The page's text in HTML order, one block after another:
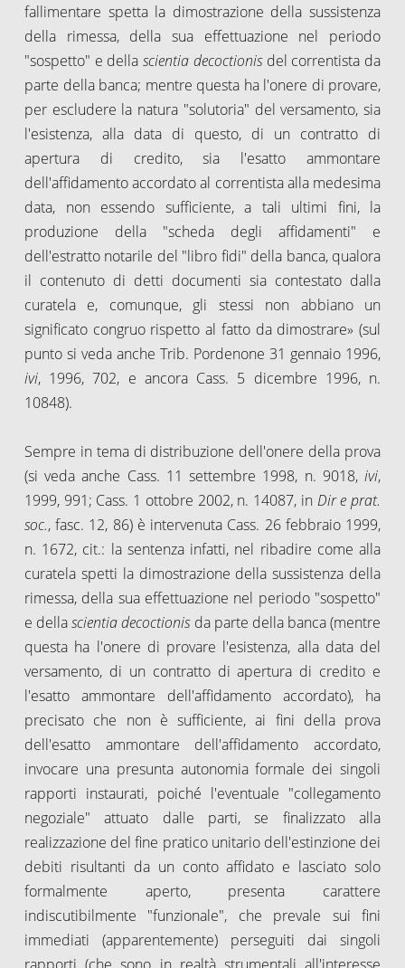
fallimentare spetta la dimostrazione della sussistenza
della rimessa, della sua effettuazione nel periodo
"sospetto" e dellascientia decoctionisdel correntista da
parte della banca; mentre questa ha l'onere di provare,
per escludere la natura "solutoria" del versamento, sia
l'esistenza, alla data di questo, di un contratto di
apertura di credito, sia l'esatto ammontare
dell'affidamento accordato al correntista alla medesima
data, non essendo sufficiente, a tali ultimi fini, la
produzione della "scheda degli affidamenti" e
dell'estratto notarile del "libro fidi" della banca, qualora
il contenuto di detti documenti sia contestato dalla
curatela e, comunque, gli stessi non abbiano un
significato congruo rispetto al fatto da dimostrare» (sul
punto si veda anche Trib. Pordenone 31 gennaio 1996,
ivi, 1996, 702, e ancora Cass. 5 dicembre 1996, n.
10848).
Sempre in tema di distribuzione dell'onere della prova
(si veda anche Cass. 11 settembre 1998, n. 9018, ivi,
1999, 991; Cass. 1 ottobre 2002, n. 14087, in Dir e prat.
soc., fasc. 12, 86) è intervenuta Cass. 26 febbraio 1999,
n. 1672, cit.: la sentenza infatti, nel ribadire come alla
curatela spetti la dimostrazione della sussistenza della
rimessa, della sua effettuazione nel periodo "sospetto"
e dellascientia decoctionisda parte della banca (mentre
questa ha l'onere di provare l'esistenza, alla data del
versamento, di un contratto di apertura di credito e
l'esatto ammontare dell'affidamento accordato), ha
precisato che non è sufficiente, ai fini della prova
dell'esatto ammontare dell'affidamento accordato,
invocare una presunta autonomia formale dei singoli
rapporti instaurati, poiché l'eventuale "collegamento
negoziale" attuato dalle parti, se finalizzato alla
realizzazione del fine pratico unitario dell'estinzione dei
debiti risultanti da un conto affidato e lasciato solo
formalmente aperto, presenta carattere
indiscutibilmente "funzionale", che prevale sui fini
immediati (apparentemente) perseguiti dai singoli